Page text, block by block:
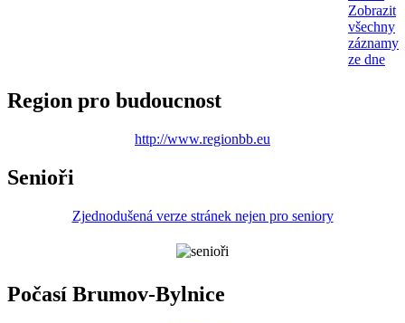
Zobrazit
všechny
záznamy
ze dne
Region pro budoucnost
http://www.regionbb.eu
Senioři
Zjednodušená verze stránek nejen pro seniory
Počasí Brumov-Bylnice